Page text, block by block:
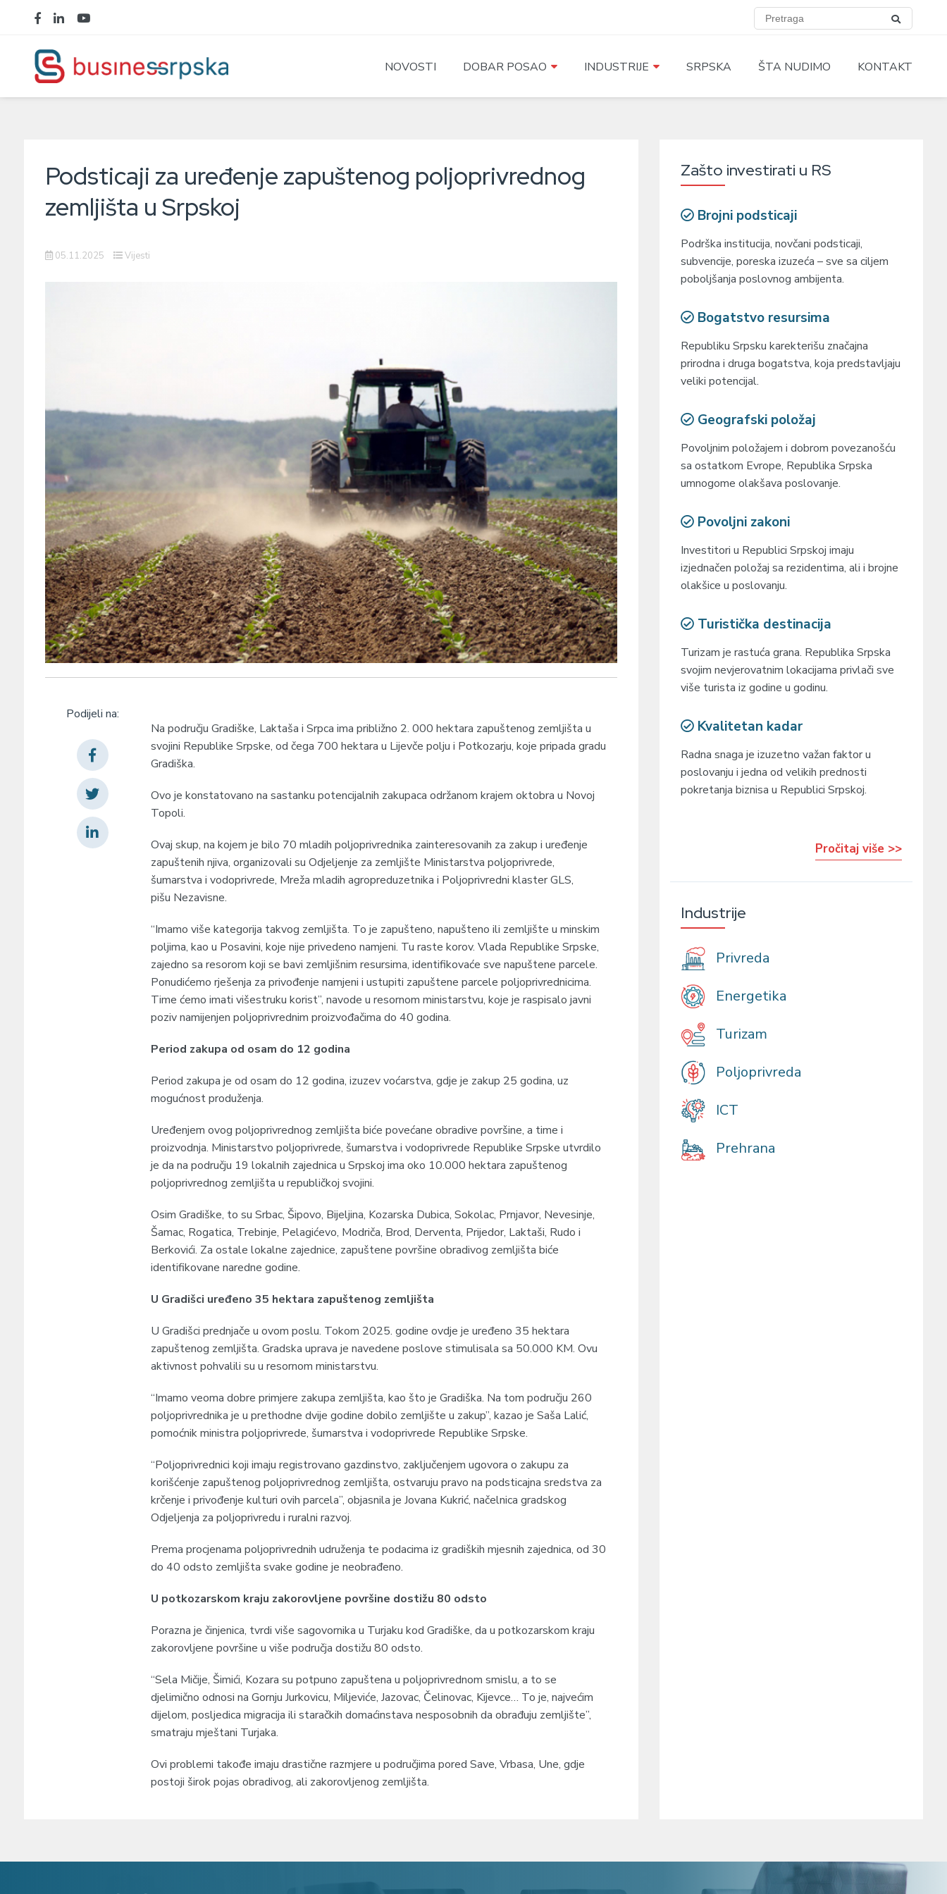
NOVOSTI DOBAR POSAO INDUSTRIJE SRPSKA ŠTA NUDIMO KONTAKT
Podsticaji za uređenje zapuštenog poljoprivrednog
zemljišta u Srpskoj
05.11.2025 Vijesti
Podijeli na:
Na području Gradiške, Laktaša i Srpca ima približno 2. 000 hektara zapuštenog zemljišta u
svojini Republike Srpske, od čega 700 hektara u Lijevče polju i Potkozarju, koje pripada gradu
Gradiška.
Ovo je konstatovano na sastanku potencijalnih zakupaca održanom krajem oktobra u Novoj
Topoli.
Ovaj skup, na kojem je bilo 70 mladih poljoprivrednika zainteresovanih za zakup i uređenje
zapuštenih njiva, organizovali su Odjeljenje za zemljište Ministarstva poljoprivrede,
šumarstva i vodoprivrede, Mreža mladih agropreduzetnika i Poljoprivredni klaster GLS,
pišu Nezavisne.
“Imamo više kategorija takvog zemljišta. To je zapušteno, napušteno ili zemljište u minskim
poljima, kao u Posavini, koje nije privedeno namjeni. Tu raste korov. Vlada Republike Srpske,
zajedno sa resorom koji se bavi zemljišnim resursima, identifikovaće sve napuštene parcele.
Ponudićemo rješenja za privođenje namjeni i ustupiti zapuštene parcele poljoprivrednicima.
Time ćemo imati višestruku korist”, navode u resornom ministarstvu, koje je raspisalo javni
poziv namijenjen poljoprivrednim proizvođačima do 40 godina.
Period zakupa od osam do 12 godina
Period zakupa je od osam do 12 godina, izuzev voćarstva, gdje je zakup 25 godina, uz
mogućnost produženja.
Uređenjem ovog poljoprivrednog zemljišta biće povećane obradive površine, a time i
proizvodnja. Ministarstvo poljoprivrede, šumarstva i vodoprivrede Republike Srpske utvrdilo
je da na području 19 lokalnih zajednica u Srpskoj ima oko 10.000 hektara zapuštenog
poljoprivrednog zemljišta u republičkoj svojini.
Osim Gradiške, to su Srbac, Šipovo, Bijeljina, Kozarska Dubica, Sokolac, Prnjavor, Nevesinje,
Šamac, Rogatica, Trebinje, Pelagićevo, Modriča, Brod, Derventa, Prijedor, Laktaši, Rudo i
Berkovići. Za ostale lokalne zajednice, zapuštene površine obradivog zemljišta biće
identifikovane naredne godine.
U Gradišci uređeno 35 hektara zapuštenog zemljišta
U Gradišci prednjače u ovom poslu. Tokom 2025. godine ovdje je uređeno 35 hektara
zapuštenog zemljišta. Gradska uprava je navedene poslove stimulisala sa 50.000 KM. Ovu
aktivnost pohvalili su u resornom ministarstvu.
“Imamo veoma dobre primjere zakupa zemljišta, kao što je Gradiška. Na tom području 260
poljoprivrednika je u prethodne dvije godine dobilo zemljište u zakup”, kazao je Saša Lalić,
pomoćnik ministra poljoprivrede, šumarstva i vodoprivrede Republike Srpske.
“Poljoprivrednici koji imaju registrovano gazdinstvo, zaključenjem ugovora o zakupu za
korišćenje zapuštenog poljoprivrednog zemljišta, ostvaruju pravo na podsticajna sredstva za
krčenje i privođenje kulturi ovih parcela”, objasnila je Jovana Kukrić, načelnica gradskog
Odjeljenja za poljoprivredu i ruralni razvoj.
Prema procjenama poljoprivrednih udruženja te podacima iz gradiških mjesnih zajednica, od 30
do 40 odsto zemljišta svake godine je neobrađeno.
U potkozarskom kraju zakorovljene površine dostižu 80 odsto
Porazna je činjenica, tvrdi više sagovornika u Turjaku kod Gradiške, da u potkozarskom kraju
zakorovljene površine u više područja dostižu 80 odsto.
“Sela Mičije, Šimići, Kozara su potpuno zapuštena u poljoprivrednom smislu, a to se
djelimično odnosi na Gornju Jurkovicu, Miljeviće, Jazovac, Čelinovac, Kijevce… To je, najvećim
dijelom, posljedica migracija ili staračkih domaćinstava nesposobnih da obrađuju zemljište”,
smatraju mještani Turjaka.
Ovi problemi takođe imaju drastične razmjere u područjima pored Save, Vrbasa, Une, gdje
postoji širok pojas obradivog, ali zakorovljenog zemljišta.
Zašto investirati u RS
Brojni podsticaji
Podrška institucija, novčani podsticaji,
subvencije, poreska izuzeća – sve sa ciljem
poboljšanja poslovnog ambijenta.
Bogatstvo resursima
Republiku Srpsku karekterišu značajna
prirodna i druga bogatstva, koja predstavljaju
veliki potencijal.
Geografski položaj
Povoljnim položajem i dobrom povezanošću
sa ostatkom Evrope, Republika Srpska
umnogome olakšava poslovanje.
Povoljni zakoni
Investitori u Republici Srpskoj imaju
izjednačen položaj sa rezidentima, ali i brojne
olakšice u poslovanju.
Turistička destinacija
Turizam je rastuća grana. Republika Srpska
svojim nevjerovatnim lokacijama privlači sve
više turista iz godine u godinu.
Kvalitetan kadar
Radna snaga je izuzetno važan faktor u
poslovanju i jedna od velikih prednosti
pokretanja biznisa u Republici Srpskoj.
Pročitaj više >>
Industrije
Privreda
Energetika
Turizam
Poljoprivreda
ICT
Prehrana